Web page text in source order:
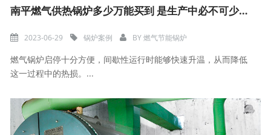
南平燃气供热锅炉多少万能买到 是生产中必不可少的设备
2023-06-29 锅炉案例 BY燃气节能锅炉
燃气锅炉启停十分方便，间歇性运行时能够快速升温，从而降低
这一过程中的热损。...